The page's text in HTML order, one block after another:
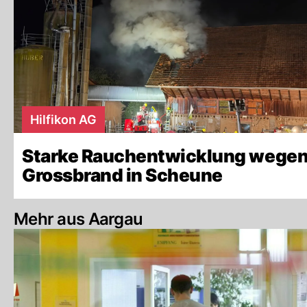
Hilfikon AG
Starke Rauchentwicklung
Grossbrand in Scheune
Mehr aus Aargau